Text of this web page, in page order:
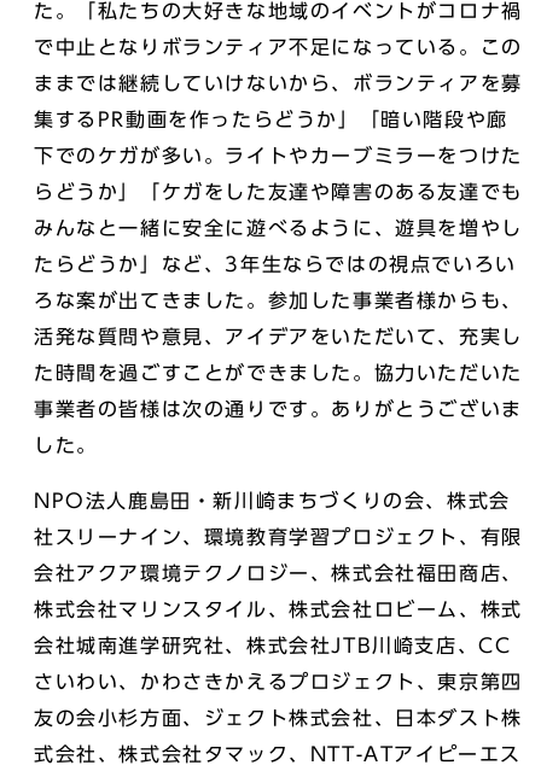
た。「私たちの大好きな地域のイベントがコロナ禍
で中止となりボランティア不足になっている。この
ままでは継続していけないから、ボランティアを募
集するPR動画を作ったらどうか」「暗い階段や廊
下でのケガが多い。ライトやカーブミラーをつけた
らどうか」「ケガをした友達や障害のある友達でも
みんなと一緒に安全に遊べるように、遊具を増やし
たらどうか」など、3年生ならではの視点でいろい
ろな案が出てきました。参加した事業者様からも、
活発な質問や意見、アイデアをいただいて、充実し
た時間を過ごすことができました。協力いただいた
事業者の皆様は次の通りです。ありがとうございま
した。
NPO法人鹿島田・新川崎まちづくりの会、株式会
社スリーナイン、環境教育学習プロジェクト、有限
会社アクア環境テクノロジー、株式会社福田商店、
株式会社マリンスタイル、株式会社ロビーム、株式
会社城南進学研究社、株式会社JTB川崎支店、CC
さいわい、かわさきかえるプロジェクト、東京第四
友の会小杉方面、ジェクト株式会社、日本ダスト株
式会社、株式会社タマック、NTT-ATアイピーエス